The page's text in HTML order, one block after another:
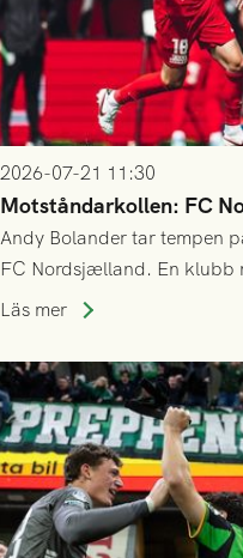
2026-07-21 11:30
Motståndarkollen: FC
Andy Bolander tar tempen
FC Nordsjælland. En klubb
publiksnitt, ett lag med
Läs mer